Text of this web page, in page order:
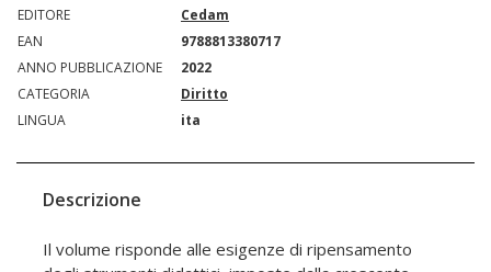
EDITORE
Cedam
EAN
9788813380717
ANNO PUBBLICAZIONE
2022
CATEGORIA
Diritto
LINGUA
ita
Descrizione
Il volume risponde alle esigenze di ripensamento